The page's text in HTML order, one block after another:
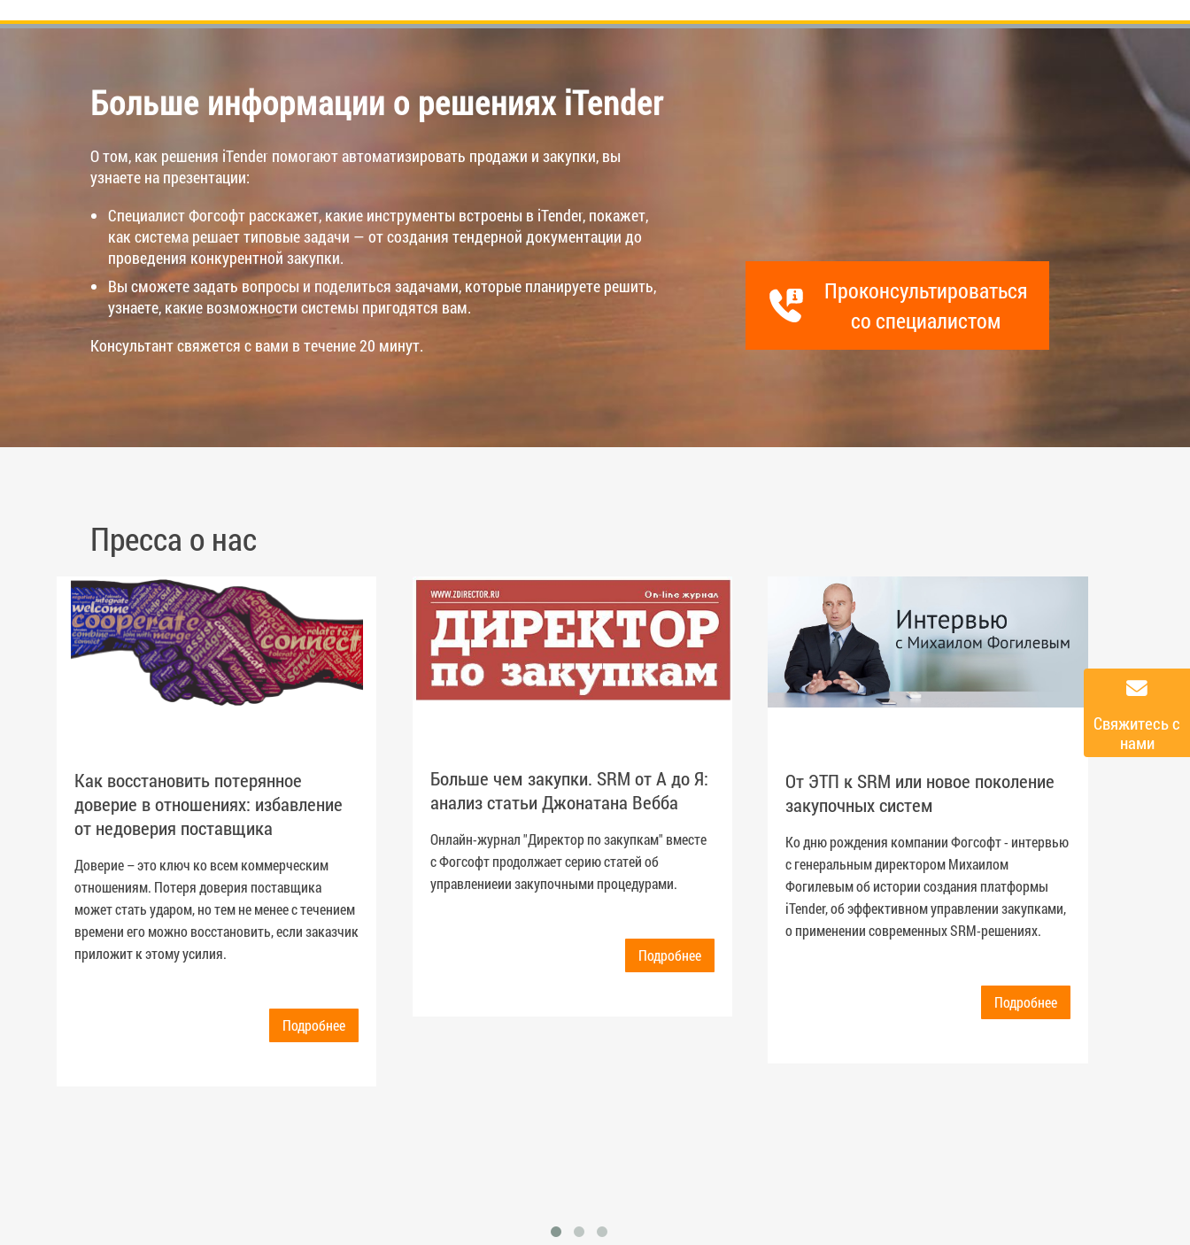
Cвяжитесь с
нами
Найти:
Больше информации о решениях iTender
О том, как решения iTender помогают автоматизировать продажи и закупки, вы
узнаете на презентации:
Специалист Фогсофт расскажет, какие инструменты встроены в iTender, покажет,
как система решает типовые задачи — от создания тендерной документации до
проведения конкурентной закупки.
Вы сможете задать вопросы и поделиться задачами, которые планируете решить,
узнаете, какие возможности системы пригодятся вам.
Консультант свяжется с вами в течение 20 минут.
Проконсультироваться
со специалистом
Пресса о нас
Как восстановить потерянное
доверие в отношениях: избавление
от недоверия поставщика
Доверие – это ключ ко всем коммерческим
отношениям. Потеря доверия поставщика
может стать ударом, но тем не менее с течением
времени его можно восстановить, если заказчик
приложит к этому усилия.
Подробнее
Больше чем закупки. SRM от А до Я:
анализ статьи Джонатана Вебба
Онлайн-журнал "Директор по закупкам" вместе
с Фогсофт продолжает серию статей об
управлениеии закупочными процедурами.
Подробнее
От ЭТП к SRM или новое поколение
закупочных систем
Ко дню рождения компании Фогсофт - интервью
с генеральным директором Михаилом
Фогилевым об истории создания платформы
iTender, об эффективном управлении закупками,
о применении современных SRM-решениях.
Подробнее